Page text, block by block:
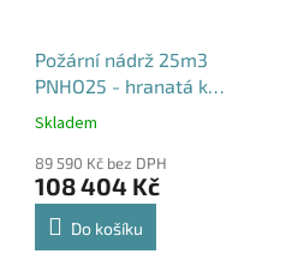
Požární nádrž 25m3
PNHO25 - hranatá k
obetonování
Průměrné
produktu
je
5,0
Skladem
89 590 Kč bez DPH
108 404 Kč
Do košíku